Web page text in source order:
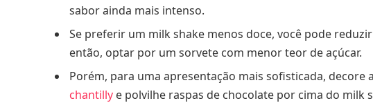
sabor ainda mais intenso.
Se preferir um milk shake menos doce, você pode
então, optar por um sorvete com menor teor de açúcar.
Porém, para uma apresentação mais sofisticada, decore
chantilly e polvilhe raspas de chocolate por cima do milk